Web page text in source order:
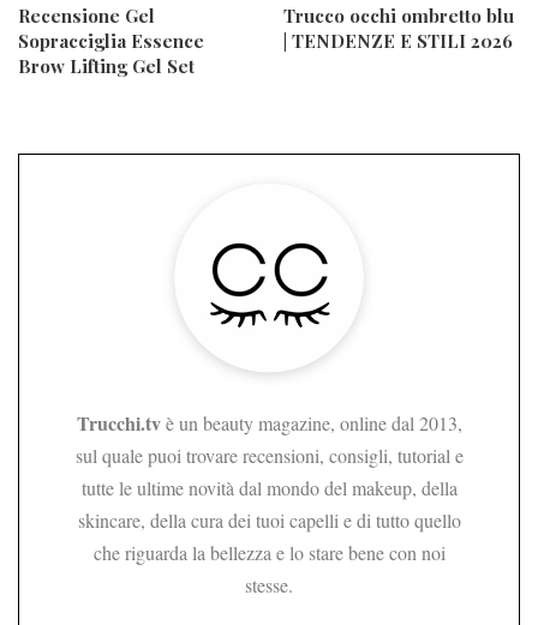
Recensione Gel
Sopracciglia Essence
Brow Lifting Gel Set
Trucco occhi ombretto blu
| TENDENZE E STILI 2026
Trucchi.tvè un beauty magazine, online dal 2013,
sul quale puoi trovare recensioni, consigli, tutorial e
tutte le ultime novità dal mondo del makeup, della
skincare, della cura dei tuoi capelli e di tutto quello
che riguarda la bellezza e lo stare bene con noi
stesse.